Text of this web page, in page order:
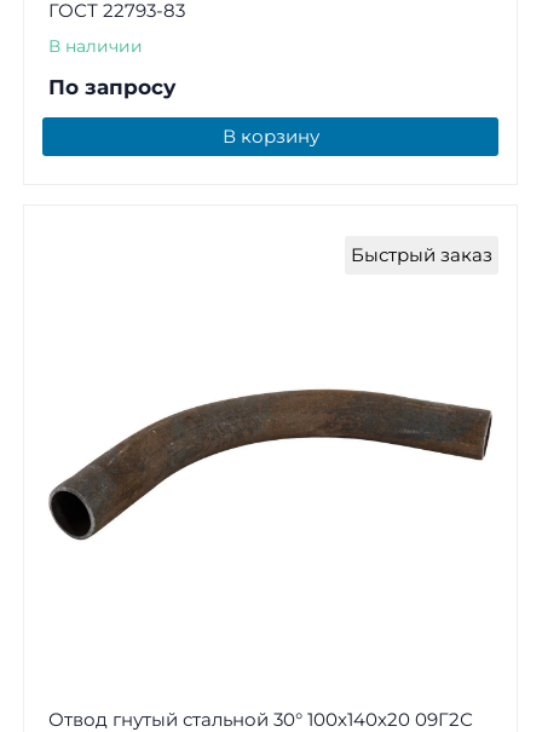
ГОСТ 22793-83
В наличии
По запросу
В корзину
Быстрый заказ
Отвод гнутый стальной 30° 100х140х20 09Г2С